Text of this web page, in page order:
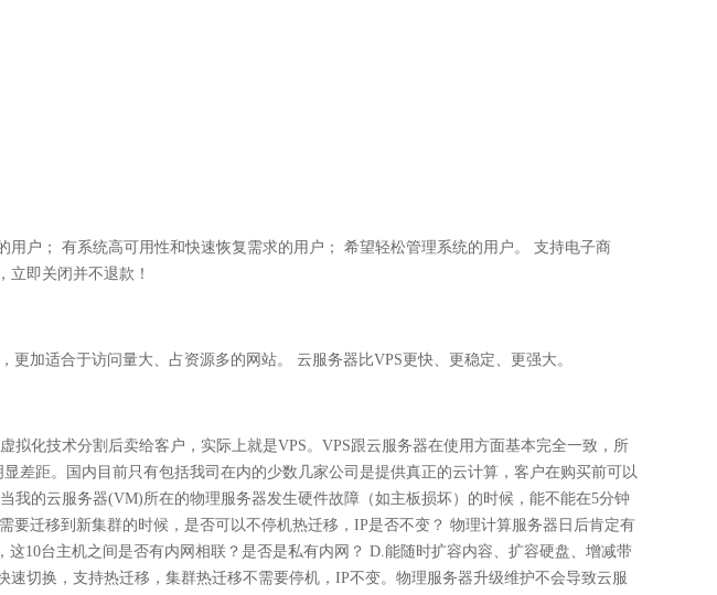
户； 有系统高可用性和快速恢复需求的用户； 希望轻松管理系统的用户。 支持电子商
立即关闭并不退款！
加适合于访问量大、占资源多的网站。 云服务器比VPS更快、更稳定、更强大。
化技术分割后卖给客户，实际上就是VPS。VPS跟云服务器在使用方面基本完全一致，所
差距。国内目前只有包括我司在内的少数几家公司是提供真正的云计算，客户在购买前可以
的云服务器(VM)所在的物理服务器发生硬件故障（如主板损坏）的时候，能不能在5分钟
迁移到新集群的时候，是否可以不停机热迁移，IP是否不变？ 物理计算服务器日后肯定有
10台主机之间是否有内网相联？是否是私有内网？ D.能随时扩容内容、扩容硬盘、增减带
切换，支持热迁移，集群热迁移不需要停机，IP不变。物理服务器升级维护不会导致云服